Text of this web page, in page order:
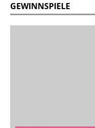
GEWINNSPIELE